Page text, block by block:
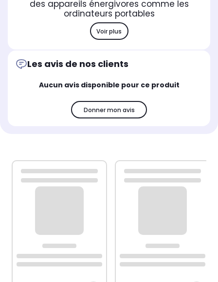
des appareils énergivores comme les
ordinateurs portables
Voir plus
Les avis de nos clients
Aucun avis disponible pour ce produit
Donner mon avis